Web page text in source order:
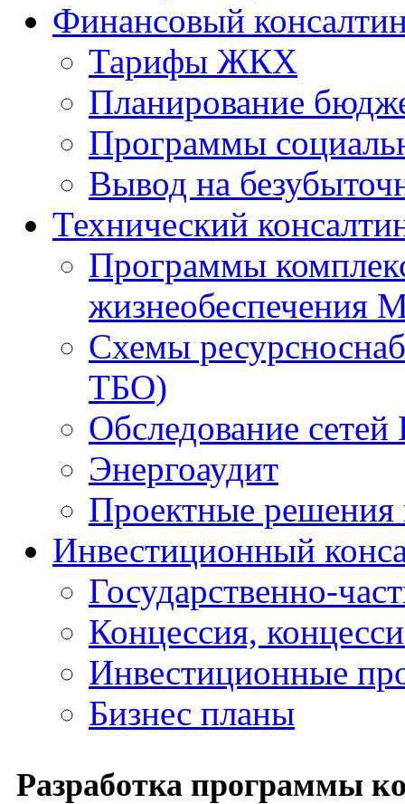
Финансовый
Тарифы ЖКХ
Планирование
Программы
Вывод на
Технический
Программы
жизнеобеспечения
Схемы
ТБО)
Обследование
Энергоаудит
Проектные решения
Инвестиционный
Государственно-
Концессия,
Инвестиционные
Бизнес планы
Разработка программы